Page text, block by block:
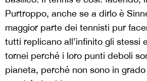
Purtroppo, anche se a dirlo è
maggior parte dei tennisti pur
tutti replicano all’infinito gli stessi
tornei perché i loro punti deboli
pianeta, perché non sono in